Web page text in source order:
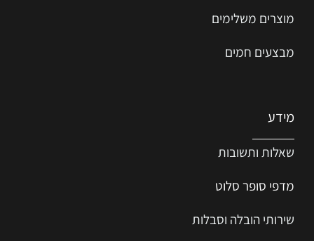
מוצרים משלימים
מבצעים חמים
מידע
שאלות ותשובות
מדפי סופר סלוט
שירותי הובלה וסבלות